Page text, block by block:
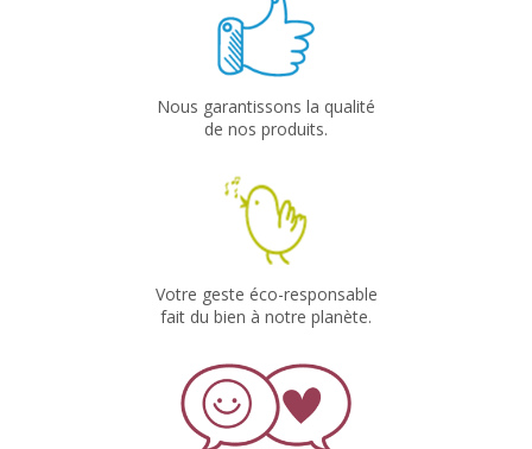
Nous garantissons la qualité
de nos produits.
Votre geste éco-responsable
fait du bien à notre planète.